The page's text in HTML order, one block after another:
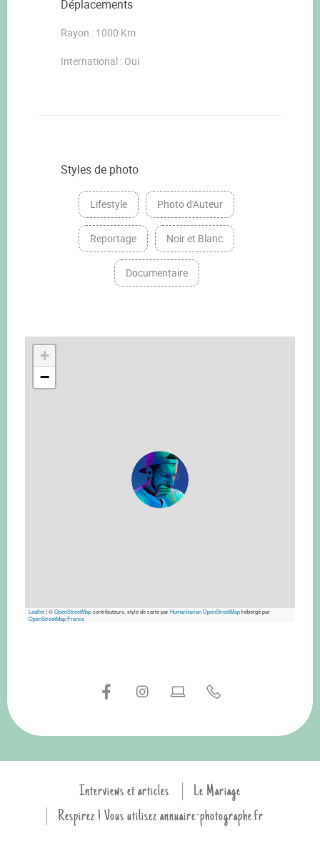
Déplacements
Rayon : 1000 Km
International : Oui
Styles de photo
Lifestyle Photo d'Auteur
Reportage Noir et Blanc
Documentaire
+
−
Leaflet|©OpenStreetMapcontributeurs, style de carte parHumanitarian OpenStreetMaphébergé par
OpenStreetMap France
Interviews et articles
Le Mariage
Respirez ! Vous utilisez annuaire-photographe.fr